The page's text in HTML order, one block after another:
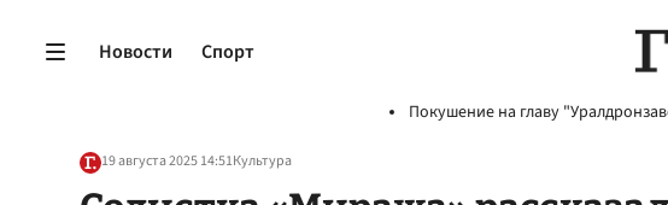
Новости Спорт
Покушение на главу
19 августа 2025 14:51Культура